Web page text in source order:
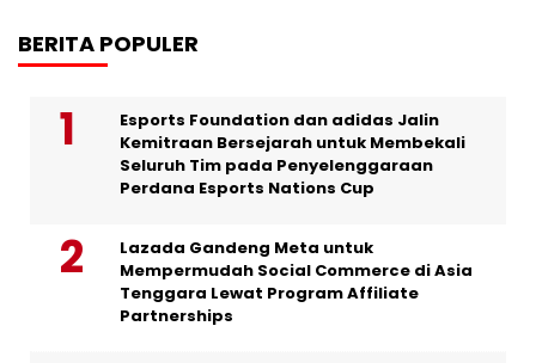
BERITA POPULER
Esports Foundation dan adidas Jalin
Kemitraan Bersejarah untuk Membekali
Seluruh Tim pada Penyelenggaraan
Perdana Esports Nations Cup
Lazada Gandeng Meta untuk
Mempermudah Social Commerce di Asia
Tenggara Lewat Program Affiliate
Partnerships